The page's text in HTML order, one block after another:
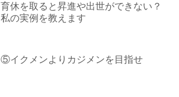
育休を取ると昇進や出世ができない？
私の実例を教えます
⑤イクメンよりカジメンを目指せ